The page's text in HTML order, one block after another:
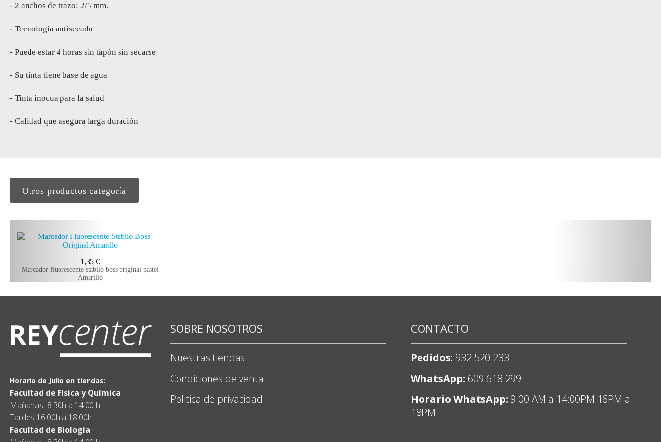
- 2 anchos de trazo: 2/5 mm.
- Tecnología antisecado
- Puede estar 4 horas sin tapón sin secarse
- Su tinta tiene base de agua
- Tinta inocua para la salud
- Calidad que asegura larga duración
Otros productos categoría
1,35 €
Marcador fluorescente stabilo boss original pastel
Amarillo
Horario de Julio en tiendas:
Facultad de Física y Química
Mañanas 8:30h a 14:00 h
Tardes 16:00h a 18:00h
Facultad de Biología
SOBRE NOSOTROS
Nuestras tiendas
Condiciones de venta
Politica de privacidad
CONTACTO
Pedidos: 932 520 233
WhatsApp: 609 618 299
Horario WhatsApp: 9:00 AM a 14:00PM 16PM a
18PM